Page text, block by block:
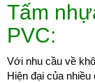
Tấm
PVC:
Với nhu cầu về
Hiện đại của